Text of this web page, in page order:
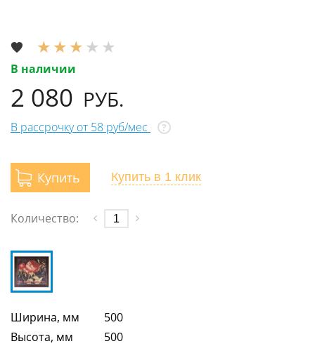
В наличии
2 080 РУБ.
В рассрочку от 58 руб/мес ?
Купить Купить в 1 клик
Количество:
Ширина, мм
500
Высота, мм
500